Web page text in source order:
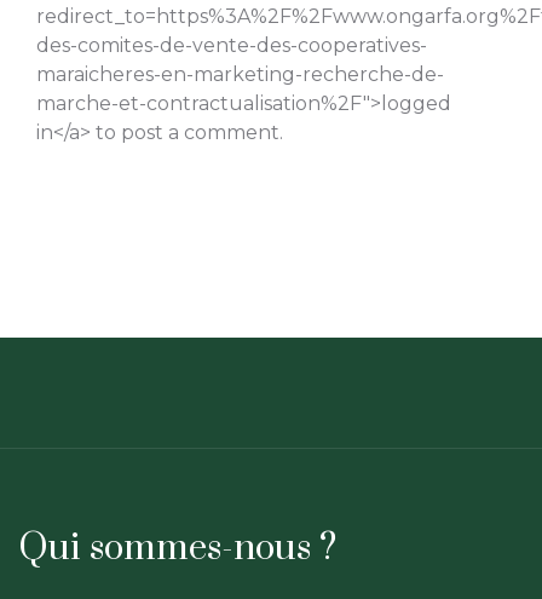
des-comites-de-vente-des-cooperatives-
maraicheres-en-marketing-recherche-de-
marche-et-contractualisation%2F">logged
in</a> to post a comment.
Qui sommes-nous ?